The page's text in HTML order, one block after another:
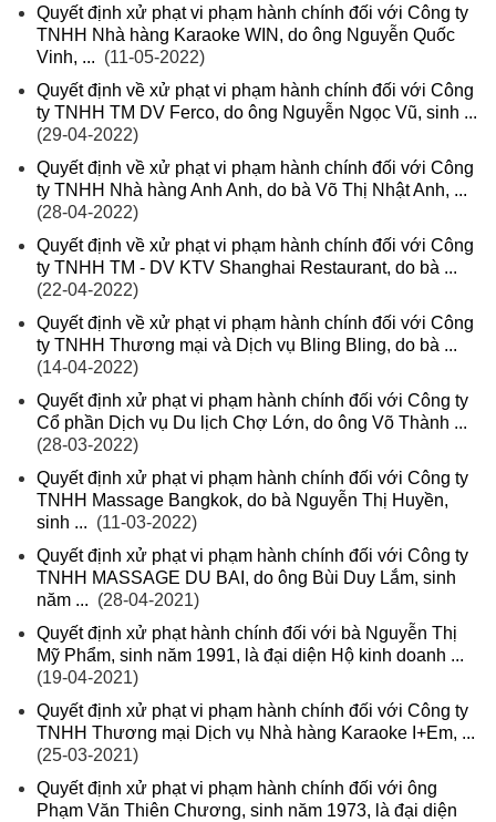
Quyết định xử phạt vi phạm hành chính đối với Công ty
TNHH Nhà hàng Karaoke WIN, do ông Nguyễn Quốc
Vinh, ... (11-05-2022)
Quyết định về xử phạt vi phạm hành chính đối với Công
ty TNHH TM DV Ferco, do ông Nguyễn Ngọc Vũ, sinh ...
(29-04-2022)
Quyết định về xử phạt vi phạm hành chính đối với Công
ty TNHH Nhà hàng Anh Anh, do bà Võ Thị Nhật Anh, ...
(28-04-2022)
Quyết định về xử phạt vi phạm hành chính đối với Công
ty TNHH TM - DV KTV Shanghai Restaurant, do bà ...
(22-04-2022)
Quyết định về xử phạt vi phạm hành chính đối với Công
ty TNHH Thương mại và Dịch vụ Bling Bling, do bà ...
(14-04-2022)
Quyết định xử phạt vi phạm hành chính đối với Công ty
Cổ phần Dịch vụ Du lịch Chợ Lớn, do ông Võ Thành ...
(28-03-2022)
Quyết định xử phạt vi phạm hành chính đối với Công ty
TNHH Massage Bangkok, do bà Nguyễn Thị Huyền,
sinh ... (11-03-2022)
Quyết định xử phạt vi phạm hành chính đối với Công ty
TNHH MASSAGE DU BAI, do ông Bùi Duy Lắm, sinh
năm ... (28-04-2021)
Quyết định xử phạt hành chính đối với bà Nguyễn Thị
Mỹ Phẩm, sinh năm 1991, là đại diện Hộ kinh doanh ...
(19-04-2021)
Quyết định xử phạt vi phạm hành chính đối với Công ty
TNHH Thương mại Dịch vụ Nhà hàng Karaoke I+Em, ...
(25-03-2021)
Quyết định xử phạt vi phạm hành chính đối với ông
Phạm Văn Thiên Chương, sinh năm 1973, là đại diện